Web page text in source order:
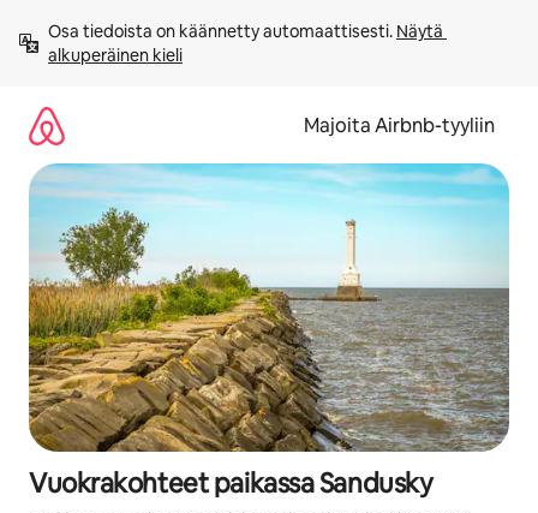
sisältö
väliin
Osa tiedoista on käännetty automaattisesti. Näytä
alkuperäinen kieli
Majoita Airbnb-tyyliin
Vuokrakohteet paikassa Sandusky